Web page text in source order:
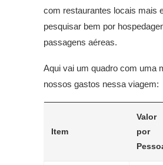
com restaurantes locais mais
pesquisar bem por
passagens aéreas.
Aqui vai um quadro com uma
nossos gastos nessa viagem:
Item
Valor
por